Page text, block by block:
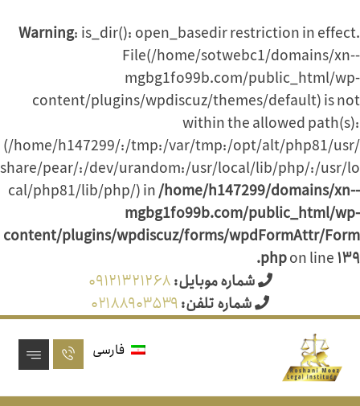
Warning: is_dir(): open_basedir restriction in effect.
File(/home/sotwebc1/domains/xn--
mgbg1fo99b.com/public_html/wp-
content/plugins/wpdiscuz/themes/default) is not
within the allowed path(s):
(/home/h147299/:/tmp:/var/tmp:/opt/alt/php81/usr/
share/pear/:/dev/urandom:/usr/local/lib/php/:/usr/lo
cal/php81/lib/php/) in/home/h147299/domains/xn--
mgbg1fo99b.com/public_html/wp-
content/plugins/wpdiscuz/forms/wpdFormAttr/Form
.phpon line۱۳۹
شماره موبایل:۰۹۱۲۱۳۲۱۲۶۸
شماره تلفن:۰۲۱۸۸۹۰۳۵۳۹
فارسی